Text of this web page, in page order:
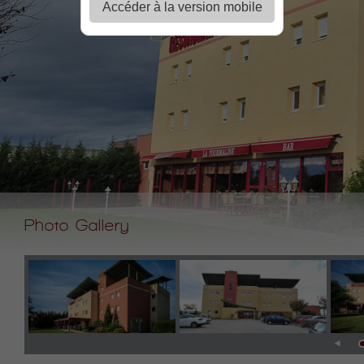
Photo Gallery
◄
Accéder à la version mobile